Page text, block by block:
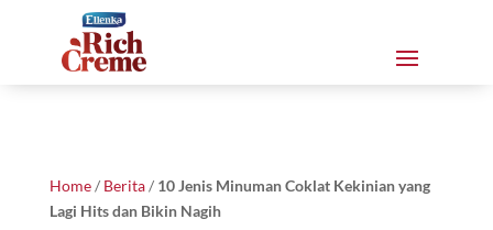
Home/ Berita/ 10 Jenis Minuman Coklat Kekinian yang
Lagi Hits dan Bikin Nagih